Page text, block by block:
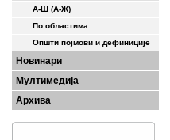
А-Ш (A-Ж)
По областима
Општи појмови и дефиниције
Новинари
Мултимедија
Архива